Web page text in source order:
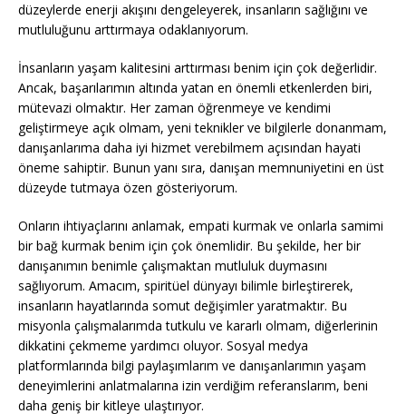
düzeylerde enerji akışını dengeleyerek, insanların sağlığını ve
mutluluğunu arttırmaya odaklanıyorum.
İnsanların yaşam kalitesini arttırması benim için çok değerlidir.
Ancak, başarılarımın altında yatan en önemli etkenlerden biri,
mütevazi olmaktır. Her zaman öğrenmeye ve kendimi
geliştirmeye açık olmam, yeni teknikler ve bilgilerle donanmam,
danışanlarıma daha iyi hizmet verebilmem açısından hayati
öneme sahiptir. Bunun yanı sıra, danışan memnuniyetini en üst
düzeyde tutmaya özen gösteriyorum.
Onların ihtiyaçlarını anlamak, empati kurmak ve onlarla samimi
bir bağ kurmak benim için çok önemlidir. Bu şekilde, her bir
danışanımın benimle çalışmaktan mutluluk duymasını
sağlıyorum. Amacım, spiritüel dünyayı bilimle birleştirerek,
insanların hayatlarında somut değişimler yaratmaktır. Bu
misyonla çalışmalarımda tutkulu ve kararlı olmam, diğerlerinin
dikkatini çekmeme yardımcı oluyor. Sosyal medya
platformlarında bilgi paylaşımlarım ve danışanlarımın yaşam
deneyimlerini anlatmalarına izin verdiğim referanslarım, beni
daha geniş bir kitleye ulaştırıyor.